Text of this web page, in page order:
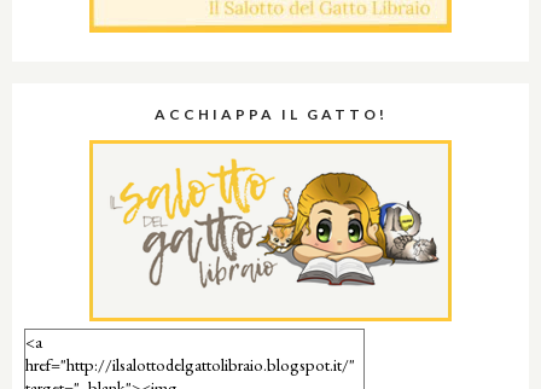
ACCHIAPPA IL GATTO!